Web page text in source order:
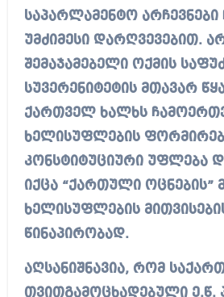
საპარლამენტო არჩევნები
უმძიმესი დარღვევებით.
შემაჯამებელი ოქმის
სუვერენიტეტის მთავარ
ქართველ ხალხს
ხელისუფლების
კონსტიტუციური უფლება
იქცა “ქართული ოცნების”
ხელისუფლების
წინაპირობად.
აღსანიშნავია, რომ
თვითგამოცხადებული ე.წ.